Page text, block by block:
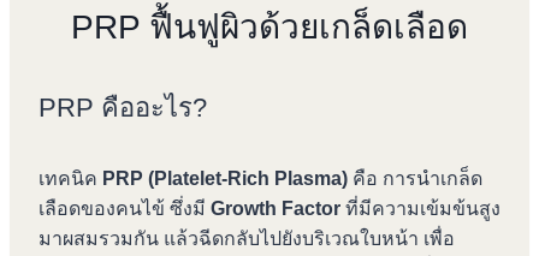
PRP ฟื้นฟูผิวด้วยเกล็ดเลือด
PRP คืออะไร?
เทคนิค PRP (Platelet-Rich Plasma) คือ การนำเกล็ด
เลือดของคนไข้ ซึ่งมี Growth Factor ที่มีความเข้มข้นสูง
มาผสมรวมกัน แล้วฉีดกลับไปยังบริเวณใบหน้า เพื่อ